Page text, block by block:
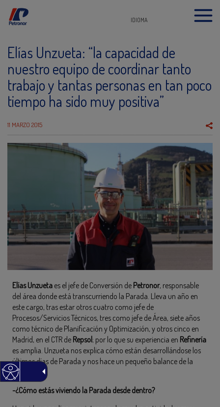
IDIOMA
Elías Unzueta: “la capacidad de
nuestro equipo de coordinar tanto
trabajo y tantas personas en tan poco
tiempo ha sido muy positiva”
11 MARZO 2015
Elías Unzueta es el jefe de Conversión de Petronor, responsable
del área donde está transcurriendo la Parada. Lleva un año en
este cargo, tras estar otros cuatro como jefe de
Procesos/Servicios Técnicos, tres como jefe de Área, siete años
como técnico de Planificación y Optimización, y otros cinco en
Madrid, en el CTR de Repsol; por lo que su experiencia en Refinería
es amplia. Unzueta nos explica cómo están desarrollándose los
últimos días de Parada y nos hace un pequeño balance de la
misma.
-¿Cómo estás viviendo la Parada desde dentro?